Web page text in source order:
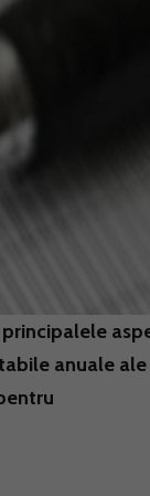
anuale ale